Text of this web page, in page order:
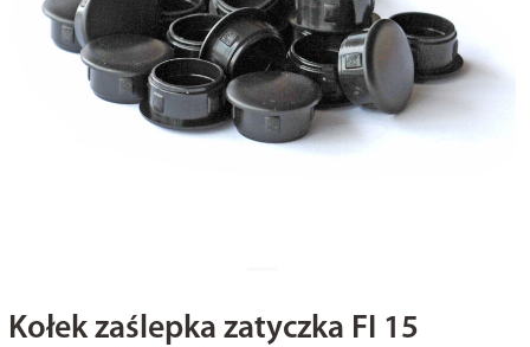
Kołek zaślepka zatyczka FI 15